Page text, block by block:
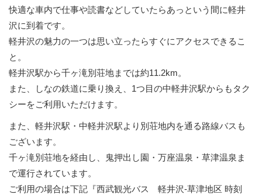
快適な車内で仕事や読書などしていたらあっという間に軽井
沢に到着です。
軽井沢の魅力の一つは思い立ったらすぐにアクセスできるこ
と。
軽井沢駅から千ヶ滝別荘地までは約11.2km。
また、しなの鉄道に乗り換え、1つ目の中軽井沢駅からもタク
シーをご利用いただけます。
また、軽井沢駅・中軽井沢駅より別荘地内を通る路線バスも
ございます。
千ヶ滝別荘地を経由し、鬼押出し園・万座温泉・草津温泉ま
で運行されています。
ご利用の場合は下記『西武観光バス 軽井沢-草津地区 時刻